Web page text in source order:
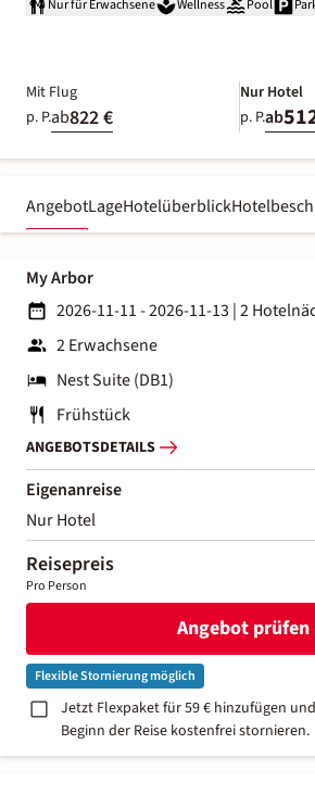
Nur für Erwachsene Wellness Pool
Mit Flug
p. P.ab822 €
Nur Hotel
p. P.ab
AngebotLageHotelüberblick
My Arbor
2026-11-11 - 2026-11-13 |2
2 Erwachsene
Nest Suite (DB1)
Frühstück
ANGEBOTSDETAILS
Eigenanreise
Nur Hotel
Reisepreis
Pro Person
Angebot prüfen
Flexible Stornierung möglich
Jetzt Flexpaket für 59 € hinzufügen
Beginn der Reise kostenfrei stornieren.